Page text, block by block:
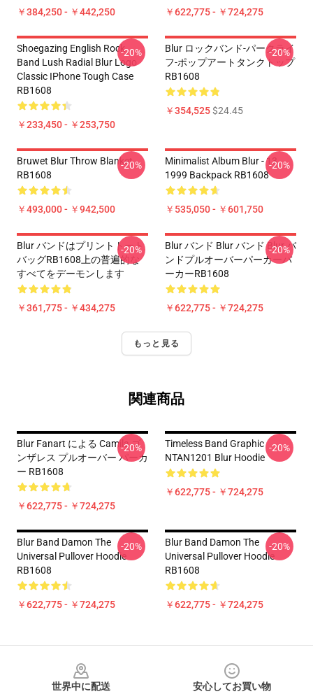
￥384,250 - ￥442,250 ￥622,775 - ￥724,275
Shoegazing English Rock
Band Lush Radial Blur Logo
Classic IPhone Tough Case
RB1608
￥233,450 - ￥253,750
-20%
Blur ロックバンド-パークライ
フ-ポップアートタンクトップ
RB1608
￥354,525$24.45
-20%
Bruwet Blur Throw Blanket
RB1608
￥493,000 - ￥942,500
-20%
Minimalist Album Blur - 13
1999 Backpack RB1608
￥535,050 - ￥601,750
-20%
Blur バンドはプリントトート
バッグRB1608上の普遍的な
すべてをデーモンします
￥361,775 - ￥434,275
-20%
Blur バンド Blur バンド Blur バ
ンドプルオーバーパーカーパ
ーカーRB1608
￥622,775 - ￥724,275
-20%
もっと見る
関連商品
Blur Fanart による Camila ゴ
ンザレス プルオーバー パーカ
ー RB1608
￥622,775 - ￥724,275
-20%
Timeless Band Graphic
NTAN1201 Blur Hoodie
￥622,775 - ￥724,275
-20%
Blur Band Damon The
Universal Pullover Hoodie
RB1608
￥622,775 - ￥724,275
-20%
Blur Band Damon The
Universal Pullover Hoodie
RB1608
￥622,775 - ￥724,275
-20%
世界中に配送
安心してお買い物